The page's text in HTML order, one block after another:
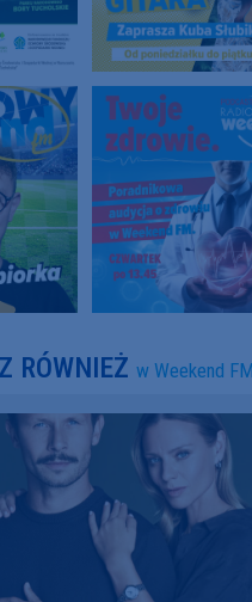
RÓWNIEŻ w Weekend FM